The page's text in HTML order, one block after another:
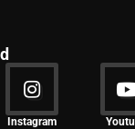
Instagram